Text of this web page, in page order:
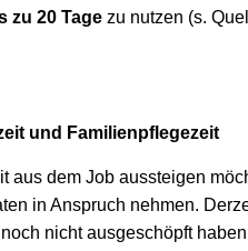
zu 20 Tage zu nutzen (s.
und Familienpflegezeit
aus dem Job aussteigen
in Anspruch nehmen.
nicht ausgeschöpft